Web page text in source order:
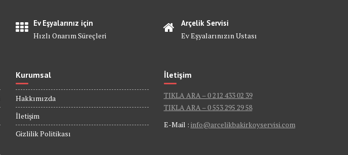
Ev Eşyalarınız için
Hızlı Onarım Süreçleri
Arçelik Servisi
Ev Eşyalarınızın Ustası
Kurumsal
Hakkımızda
İletişim
Gizlilik Politikası
İletişim
TIKLA ARA – 0 212 433 02 39
TIKLA ARA – 0 553 295 29 58
E-Mail : info@arcelikbakirkoyservisi.com